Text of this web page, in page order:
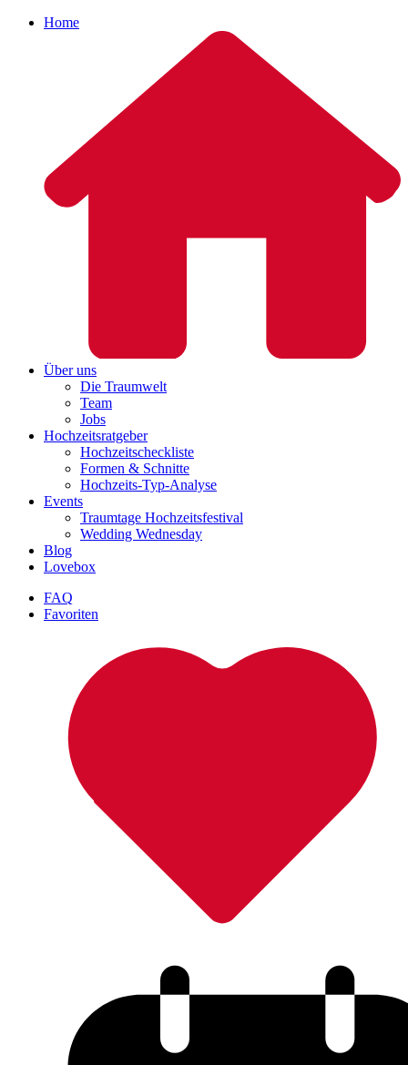
Home
Über uns
Die Traumwelt
Team
Jobs
Hochzeitsratgeber
Hochzeitscheckliste
Formen & Schnitte
Hochzeits-Typ-Analyse
Events
Traumtage Hochzeitsfestival
Wedding Wednesday
Blog
Lovebox
FAQ
Favoriten